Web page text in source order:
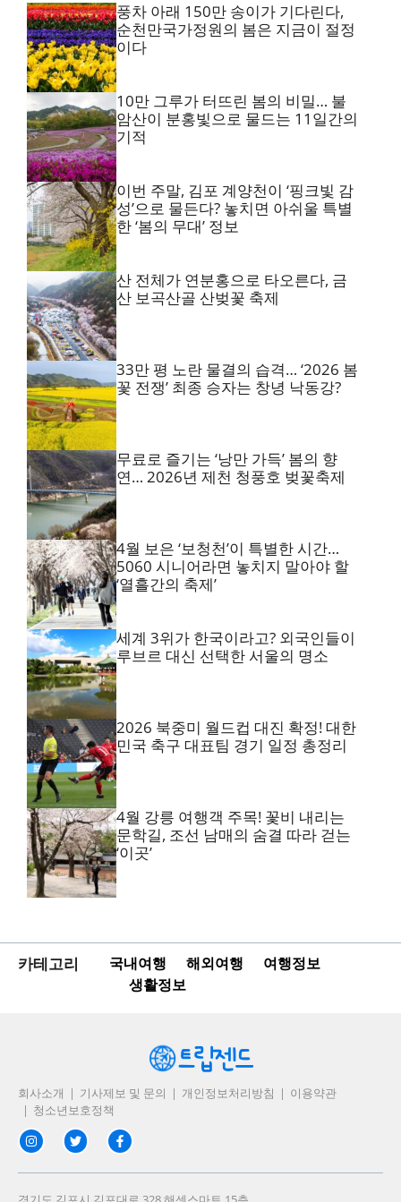
풍차 아래 150만 송이가 기다린다,
순천만국가정원의 봄은 지금이 절정
이다
10만 그루가 터뜨린 봄의 비밀… 불
암산이 분홍빛으로 물드는 11일간의
기적
이번 주말, 김포 계양천이 ‘핑크빛 감
성’으로 물든다? 놓치면 아쉬울 특별
한 ‘봄의 무대’ 정보
산 전체가 연분홍으로 타오른다, 금
산 보곡산골 산벚꽃 축제
33만 평 노란 물결의 습격… ‘2026 봄
꽃 전쟁’ 최종 승자는 창녕 낙동강?
무료로 즐기는 ‘낭만 가득’ 봄의 향
연… 2026년 제천 청풍호 벚꽃축제
4월 보은 ‘보청천’이 특별한 시간…
5060 시니어라면 놓치지 말아야 할
‘열흘간의 축제’
세계 3위가 한국이라고? 외국인들이
루브르 대신 선택한 서울의 명소
2026 북중미 월드컵 대진 확정! 대한
민국 축구 대표팀 경기 일정 총정리
4월 강릉 여행객 주목! 꽃비 내리는
문학길, 조선 남매의 숨결 따라 걷는
‘이곳’
카테고리 국내여행 해외여행
여행정보
생활정보
회사소개 기사제보 및 문의 개인정보처리방침
이용약관
청소년보호정책